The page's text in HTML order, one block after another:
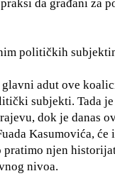
da građani za
političkih
glavni adut ove
subjekti. Tada
dok je danas
Kasumovića,
pratimo njen
nivoa.